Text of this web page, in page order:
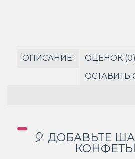
ОПИСАНИЕ:
ОЦЕНОК (0)
ОСТАВИТЬ
🎈 ДОБАВЬТЕ
КОНФЕТЫ